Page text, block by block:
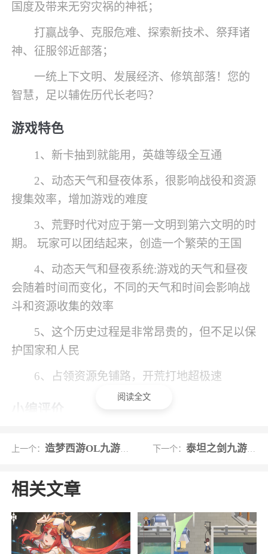
国度及带来无穷灾祸的神祇；
打赢战争、克服危难、探索新技术、祭拜诸
神、征服邻近部落；
一统上下文明、发展经济、修筑部落！您的
智慧，足以辅佐历代长老吗？
游戏特色
1、新卡抽到就能用，英雄等级全互通
2、动态天气和昼夜体系，很影响战役和资源
搜集效率，增加游戏的难度
3、荒野时代对应于第一文明到第六文明的时
期。 玩家可以团结起来，创造一个繁荣的王国
4、动态天气和昼夜系统:游戏的天气和昼夜
会随着时间而变化，不同的天气和时间会影响战
斗和资源收集的效率
5、这个历史过程是非常昂贵的，但不足以保
护国家和人民
6、占领资源免铺路，开荒打地超极速
舞台。在这片荒野之地，你将拥有改变命运的力
起扩大你的势力
2、多种英雄、资源、建筑等元素，使游戏变
得更加多样和有趣
阅读全文
上一个：造梦西游OL九游版 下一个：泰坦之剑九游版
相关文章